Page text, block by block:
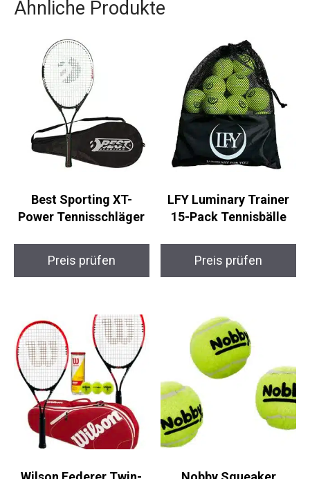
und komfortables Training benötigst.
Ähnliche Produkte
Best Sporting XT-
Power Tennisschläger
LFY Luminary Trainer
15-Pack Tennisbälle